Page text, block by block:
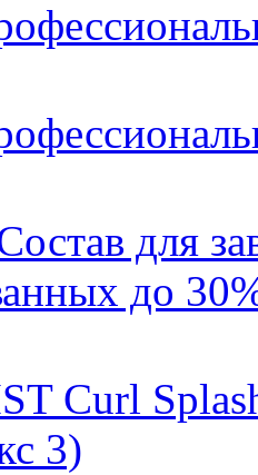
для
до
Curl
3)